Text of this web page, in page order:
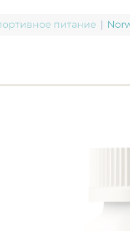
питание